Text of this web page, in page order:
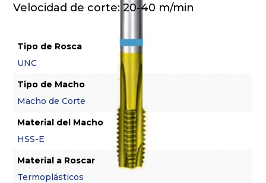
Velocidad de corte: 20-40 m/min
Tipo de Rosca
UNC
Tipo de Macho
Macho de Corte
Material del Macho
HSS-E
Material a Roscar
Termoplásticos